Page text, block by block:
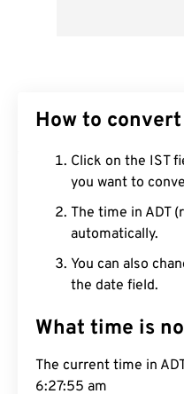
How to convert
Click on the IST
you want to
The time in ADT
automatically.
You can also
the date field.
What time is
The current time in
6:27:56 am